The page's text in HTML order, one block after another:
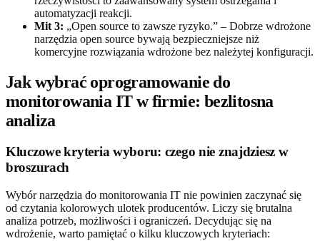
automatyzacji reakcji.
Mit 3: „Open source to zawsze ryzyko.” – Dobrze wdrożone
narzędzia open source bywają bezpieczniejsze niż
komercyjne rozwiązania wdrożone bez należytej konfiguracji.
Jak wybrać oprogramowanie do
monitorowania IT w firmie: bezlitosna
analiza
Kluczowe kryteria wyboru: czego nie znajdziesz w
broszurach
Wybór narzędzia do monitorowania IT nie powinien zaczynać się
od czytania kolorowych ulotek producentów. Liczy się brutalna
analiza potrzeb, możliwości i ograniczeń. Decydując się na
wdrożenie, warto pamiętać o kilku kluczowych kryteriach: